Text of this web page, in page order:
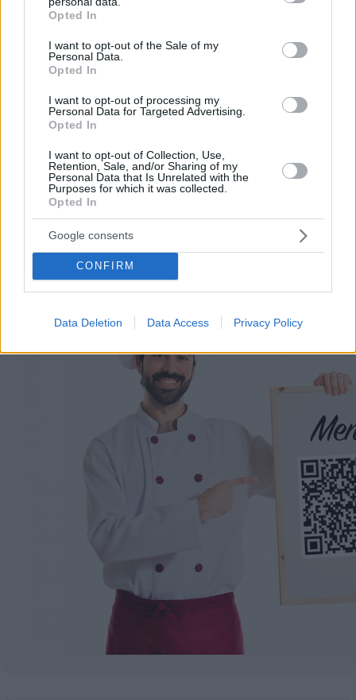
grant or deny consent to Google and its third-party tags to
use your data for below specified purposes in below Google
consent section.
Opted In
I want to opt-out of the Sale of my
Personal Data.
Opted In
I want to opt-out of processing my
Personal Data for Targeted Advertising.
Opted In
I want to opt-out of Collection, Use,
Retention, Sale, and/or Sharing of my
Personal Data that Is Unrelated with the
Purposes for which it was collected.
Opted In
Google consents
CONFIRM
Data Deletion Data Access Privacy Policy
que facilita a bares y restaurantes mostrar su
menú a los consumidores a través del móvil.
Por eso hemos diseñado un sistema capaz de
ayudar a tu negocio a adaptarse a las
circunstancias actuales que nuestro país está
que pueden ayudarte a aminorar las cargas de
trabajo en tu negocio o empresa para que
puedas ofrecer a tus clientes la seguridad y el
apoyo que merecen. Llega la transformación
digital para quedarse. Menú digital QR para el
sector gastronómico de Costa Rica con Recafy.